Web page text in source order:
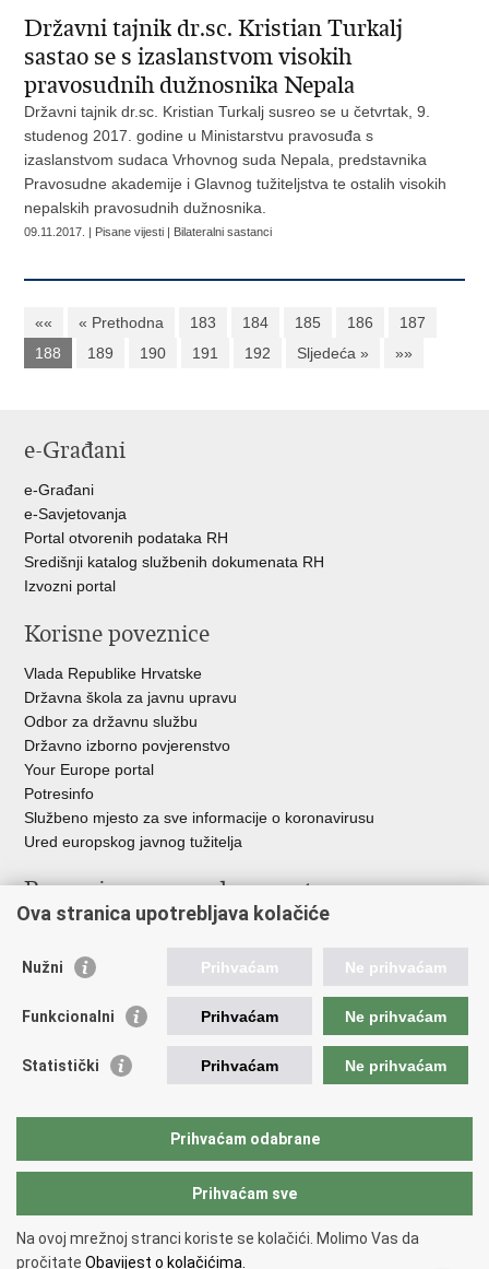
Državni tajnik dr.sc. Kristian Turkalj
sastao se s izaslanstvom visokih
pravosudnih dužnosnika Nepala
Državni tajnik dr.sc. Kristian Turkalj susreo se u četvrtak, 9.
studenog 2017. godine u Ministarstvu pravosuđa s
izaslanstvom sudaca Vrhovnog suda Nepala, predstavnika
Pravosudne akademije i Glavnog tužiteljstva te ostalih visokih
nepalskih pravosudnih dužnosnika.
09.11.2017. | Pisane vijesti | Bilateralni sastanci
«« « Prethodna 183 184 185 186
187
188
189 190 191 192 Sljedeća » »»
e-Građani
e-Građani
e-Savjetovanja
Portal otvorenih podataka RH
Središnji katalog službenih dokumenata RH
Izvozni portal
Korisne poveznice
Vlada Republike Hrvatske
Državna škola za javnu upravu
Odbor za državnu službu
Državno izborno povjerenstvo
Your Europe portal
Potresinfo
Službeno mjesto za sve informacije o koronavirusu
Ured europskog javnog tužitelja
Poveznice pravosudnog sustava
Državno odvjetništvo
Ured za suzbijanje korupcije i organiziranog kriminaliteta
Državnoodvjetničko vijeće
Hrvatska odvjetnička komora
Europski pravosudni portal
Copyright © 2026 Ministarstvo pravosuđa, uprave i digitalne
transformacije Republike Hrvatske.
Ova stranica upotrebljava kolačiće
Nužni Prihvaćam Ne prihvaćam
Funkcionalni Prihvaćam Ne prihvaćam
Statistički Prihvaćam Ne prihvaćam
Prihvaćam odabrane
Prihvaćam sve
Na ovoj mrežnoj stranci koriste se kolačići. Molimo Vas da
pročitate Obavijest o kolačićima.